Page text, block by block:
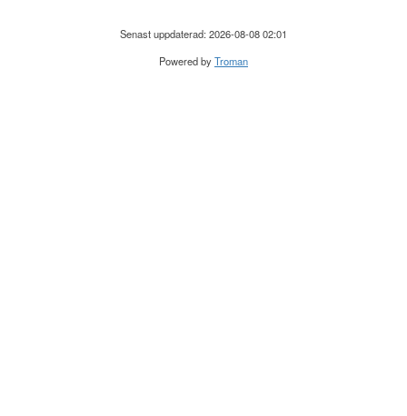
Senast uppdaterad: 2026-08-08 02:01
Powered byTroman